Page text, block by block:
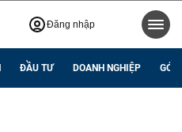
Đăng nhập
ĐẦU TƯ DOANH NGHIỆP GÓC